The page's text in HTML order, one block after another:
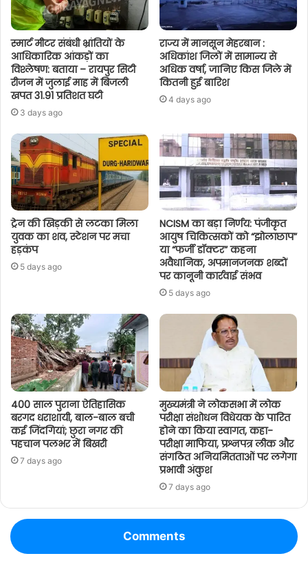
स्मार्ट मीटर संबंधी भ्रांतियों के
आधिकारिक आंकड़ों का
विश्लेषण: बताया – रायपुर सिटी
रीजन में जुलाई माह में बिजली
खपत 31.91 प्रतिशत घटी
3 days ago
राज्य में मानसून मेहरबान :
अधिकांश जिलों में सामान्य से
अधिक वर्षा, जानिए किस जिले में
कितनी हुई बारिश
4 days ago
ट्रेन की खिड़की से लटका मिला
युवक का शव, स्टेशन पर मचा
हड़कंप
5 days ago
NCISM का बड़ा निर्णय: पंजीकृत
आयुष चिकित्सकों को “झोलाछाप”
या “फर्जी डॉक्टर” कहना
अवैधानिक, अपमानजनक शब्दों
पर कानूनी कार्रवाई संभव
5 days ago
400 साल पुराना ऐतिहासिक
बरगद धराशायी, बाल-बाल बची
कई जिंदगियां; छुरा नगर की
पहचान पलभर में बिखरी
7 days ago
मुख्यमंत्री ने लोकसभा में लोक
परीक्षा संशोधन विधेयक के पारित
होने का किया स्वागत, कहा-
परीक्षा माफिया, प्रश्नपत्र लीक और
संगठित अनियमितताओं पर लगेगा
प्रभावी अंकुश
7 days ago
Comments